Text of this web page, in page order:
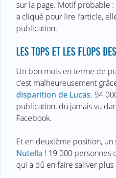
sur la page. Motif probable
a cliqué pour lire l’article,
publication.
LES TOPS ET LES FLOPS
Un bon mois en terme de
c’est malheureusement
disparition de Lucas. 94
publication, du jamais vu
Facebook.
Et en deuxième position, un
Nutella ! 19 000 personnes
qui a dû en faire saliver plus